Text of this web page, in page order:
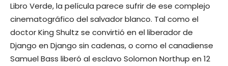
Libro Verde, la película parece sufrir de ese complejo
cinematográfico del salvador blanco. Tal como el
doctor King Shultz se convirtió en el liberador de
Django en Django sin cadenas, o como el canadiense
Samuel Bass liberó al esclavo Solomon Northup en 12